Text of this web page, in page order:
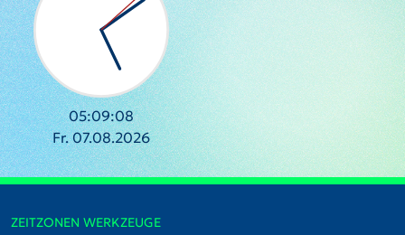
05:09:09
Fr. 07.08.2026
ZEITZONEN WERKZEUGE